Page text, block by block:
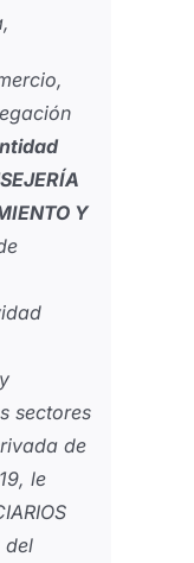
Y
sectores
de
le
del